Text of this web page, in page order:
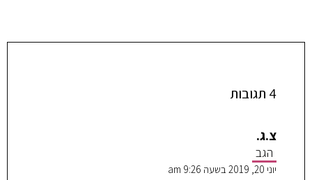
4 תגובות
צ.ג.
הגב
יוני 20, 2019 בשעה 9:26 am